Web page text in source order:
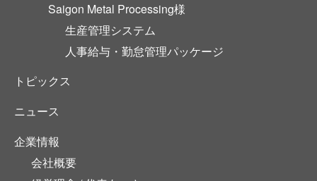
Saigon Metal Processing様
生産管理システム
人事給与・勤怠管理パッケージ
トピックス
ニュース
企業情報
会社概要